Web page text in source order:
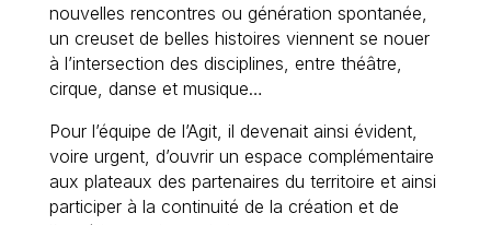
nouvelles rencontres ou génération spontanée,
un creuset de belles histoires viennent se nouer
à l’intersection des disciplines, entre théâtre,
cirque, danse et musique…
Pour l’équipe de l’Agit, il devenait ainsi évident,
voire urgent, d’ouvrir un espace complémentaire
aux plateaux des partenaires du territoire et ainsi
participer à la continuité de la création et de